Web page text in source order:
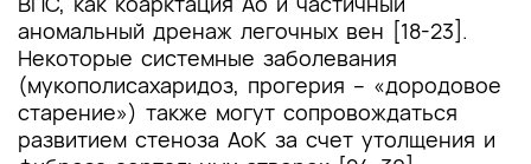
аномальный дренаж легочных вен [18-23].
Некоторые системные заболевания
(мукополисахаридоз, прогерия – «дородовое
старение») также могут сопровождаться
развитием стеноза АоК за счет утолщения и